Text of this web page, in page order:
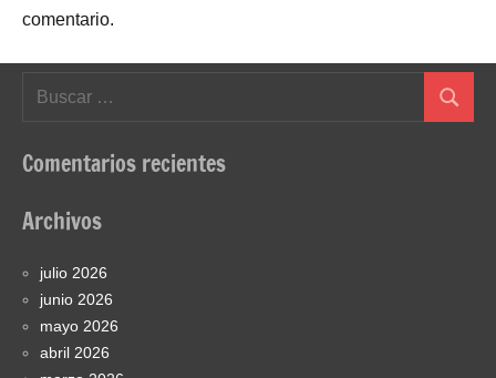
comentario.
Buscar
Comentarios recientes
Archivos
julio 2026
junio 2026
mayo 2026
abril 2026